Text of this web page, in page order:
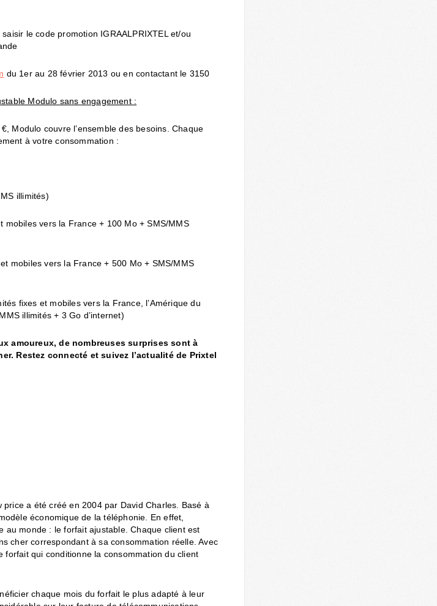
le code promotion IGRAALPRIXTEL et/ou
du 1er au 28 février 2013 ou en contactant le 3150
Modulo sans engagement :
Modulo couvre l’ensemble des besoins. Chaque
à votre consommation :
illimités)
vers la France + 100 Mo + SMS/MMS
mobiles vers la France + 500 Mo + SMS/MMS
fixes et mobiles vers la France, l’Amérique du
illimités + 3 Go d’internet)
amoureux, de nombreuses surprises sont à
Restez connecté et suivez l’actualité de Prixtel
a été créé en 2004 par David Charles. Basé à
économique de la téléphonie. En effet,
au monde : le forfait ajustable. Chaque client est
cher correspondant à sa consommation réelle. Avec
forfait qui conditionne la consommation du client
chaque mois du forfait le plus adapté à leur